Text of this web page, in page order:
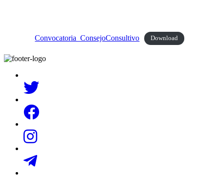
Convocatoria_ConsejoConsultivo Download